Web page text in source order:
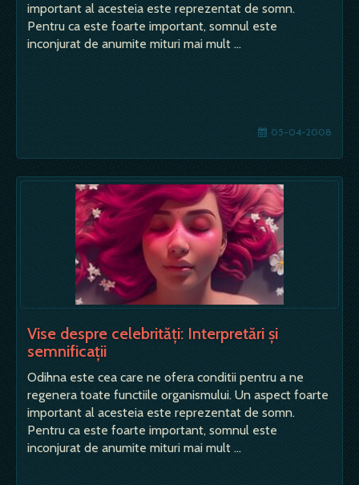
important al acesteia este reprezentat de somn.
Pentru ca este foarte important, somnul este
inconjurat de anumite mituri mai mult …
05-04-2008
Vise despre celebrități: Interpretări și
semnificații
Odihna este cea care ne ofera conditii pentru a ne
regenera toate functiile organismului. Un aspect foarte
important al acesteia este reprezentat de somn.
Pentru ca este foarte important, somnul este
inconjurat de anumite mituri mai mult …